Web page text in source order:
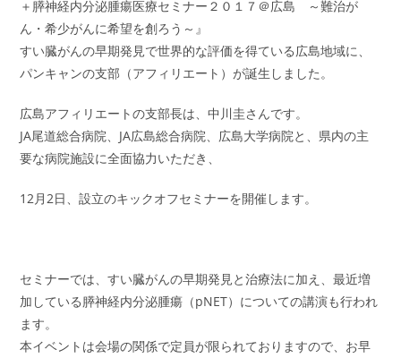
＋膵神経内分泌腫瘍医療セミナー２０１７＠広島 ～難治が
ん・希少がんに希望を創ろう～』
すい臓がんの早期発見で世界的な評価を得ている広島地域に、
パンキャンの支部（アフィリエート）が誕生しました。
広島アフィリエートの支部長は、中川圭さんです。
JA尾道総合病院、JA広島総合病院、広島大学病院と、県内の主
要な病院施設に全面協力いただき、
12月2日、設立のキックオフセミナーを開催します。
セミナーでは、すい臓がんの早期発見と治療法に加え、最近増
加している膵神経内分泌腫瘍（pNET）についての講演も行われ
ます。
本イベントは会場の関係で定員が限られておりますので、お早